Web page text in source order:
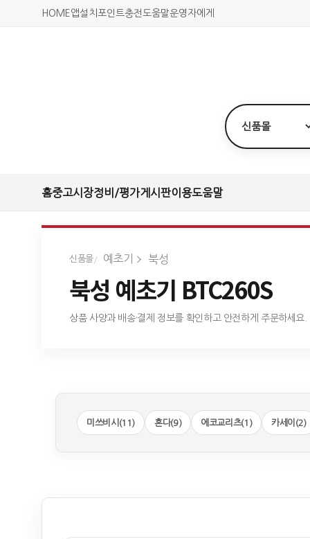
HOME 앱설치 포인트충전도움말운영자에게
홈중고시장정비/평가게시판이용도움말
신품몰 예초기 북성
북성 예초기 BTC260S
상품 사양과 배송·결제 정보를 확인하고 안전하게 주문하세요.
미쓰비시(11) 혼다(9) 에코교리츠(1) 카세이(2)